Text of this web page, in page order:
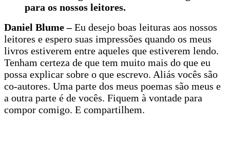
para os nossos leitores.
Daniel Blume –Eu desejo boas leituras aos nossos
leitores e espero suas impressões quando os meus
livros estiverem entre aqueles que estiverem lendo.
Tenham certeza de que tem muito mais do que eu
possa explicar sobre o que escrevo. Aliás vocês são
co-autores. Uma parte dos meus poemas são meus e
a outra parte é de vocês. Fiquem à vontade para
compor comigo. E compartilhem.